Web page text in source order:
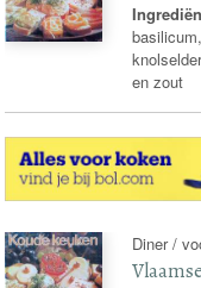
en zout
Diner /